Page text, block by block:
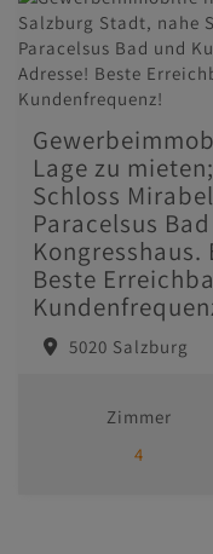
Lage zu
Schloss
Paracelsus
Kongresshaus.
Beste
5020 Salzburg
Zimmer
4